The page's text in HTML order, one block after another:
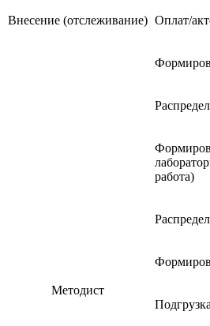
Внесение (отслеживание) Оплат/
Методист
работа)